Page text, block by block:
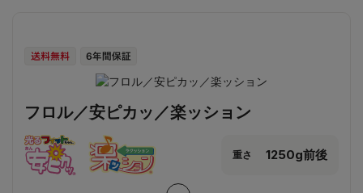
フロル／安ピカッ／楽ッション
重さ 1250g前後